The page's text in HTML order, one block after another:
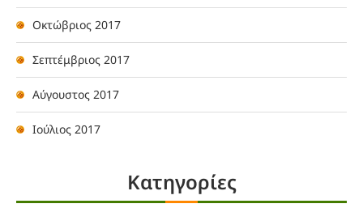
Οκτώβριος 2017
Σεπτέμβριος 2017
Αύγουστος 2017
Ιούλιος 2017
Kατηγορίες